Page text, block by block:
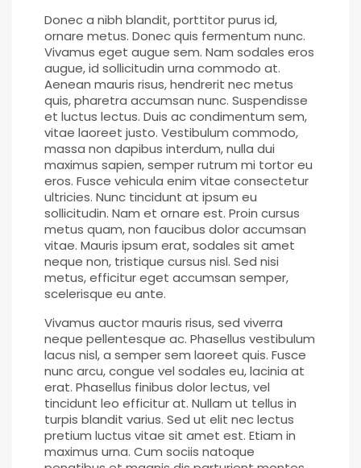
Donec a nibh blandit, porttitor purus id,
ornare metus. Donec quis fermentum nunc.
Vivamus eget augue sem. Nam sodales eros
augue, id sollicitudin urna commodo at.
Aenean mauris risus, hendrerit nec metus
quis, pharetra accumsan nunc. Suspendisse
et luctus lectus. Duis ac condimentum sem,
vitae laoreet justo. Vestibulum commodo,
massa non dapibus interdum, nulla dui
maximus sapien, semper rutrum mi tortor eu
eros. Fusce vehicula enim vitae consectetur
ultricies. Nunc tincidunt at ipsum eu
sollicitudin. Nam et ornare est. Proin cursus
metus quam, non faucibus dolor accumsan
vitae. Mauris ipsum erat, sodales sit amet
neque non, tristique cursus nisl. Sed nisi
metus, efficitur eget accumsan semper,
scelerisque eu ante.
Vivamus auctor mauris risus, sed viverra
neque pellentesque ac. Phasellus vestibulum
lacus nisl, a semper sem laoreet quis. Fusce
nunc arcu, congue vel sodales eu, lacinia at
erat. Phasellus finibus dolor lectus, vel
tincidunt leo efficitur at. Nullam ut tellus in
turpis blandit varius. Sed ut elit nec lectus
pretium luctus vitae sit amet est. Etiam in
maximus urna. Cum sociis natoque